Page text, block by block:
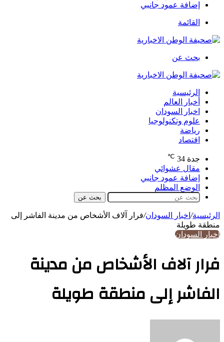
إضافة عمود جانبي
القائمة
بحث عن
الرئيسية
أخبار العالم
اخبار السودان
علوم وتكنولوجيا
رياضة
اقتصاد
جدة 34
℃
مقال عشوائي
إضافة عمود جانبي
الوضع المظلم
بحث عن
الرئيسية/ اخبار السودان/فرار آلاف الأشخاص من مدينة الفاشر إلى
منطقة طويلة
اخبار السودان
فرار آلاف الأشخاص من مدينة
الفاشر إلى منطقة طويلة